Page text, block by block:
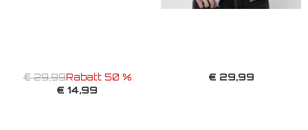
€ 29,99Rabatt 50 %
€ 14,99
€ 29,99